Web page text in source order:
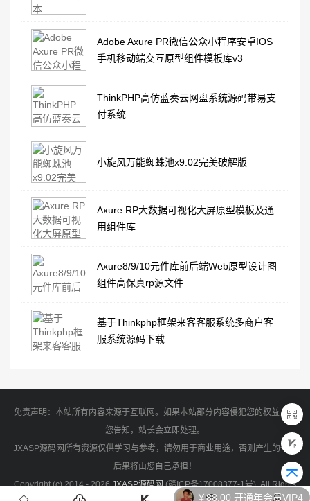
Adobe Axure PR微信公众小程序安卓IOS
手机移动端交互原型组件模板库v3
ThinkPHP高仿蓝奏云网盘系统源码带易支
付系统
小旋风万能蜘蛛池x9.02完美破解版
Axure RP大数据可视化大屏原型模板及通
用组件库
Axure8/9/10元件库前后端Web原型设计图
组件高保真rp源文件
基于Thinkphp框架来客客服系统多商户客
服系统源码下载
免责声明：本站所有内容来源于互联网。如果本站部分内容侵犯您的权益，请
您告知，站长会立即处理。
JXASP源码网所有资源仅供学习与参考，请勿用于商业用途，否则产生的一切
后果将由您自己承担！
Copyright (c) 2014 - 2026JXASP源码网(赣ICP备17008377-1号). All Rights
￥88.00 开通年会员VIP4